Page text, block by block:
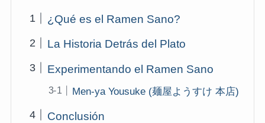
¿Qué es el Ramen Sano?
La Historia Detrás del Plato
Experimentando el Ramen Sano
Men-ya Yousuke (麺屋ようすけ 本店)
Conclusión